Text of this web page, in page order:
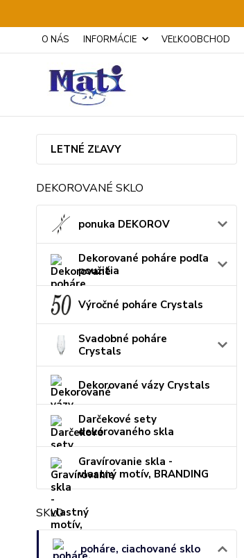
O NÁS INFORMÁCIE VEĽKOOBCHOD
LETNÉ ZĽAVY
DEKOROVANÉ SKLO
ponuka DEKOROV
Dekorované poháre podľa
použitia
Výročné poháre Crystals
Svadobné poháre
Crystals
Dekorované vázy Crystals
Darčekové sety
dekorovaného skla
Gravírovanie skla -
vlastný motív, BRANDING
SKLO
poháre, ciachované sklo